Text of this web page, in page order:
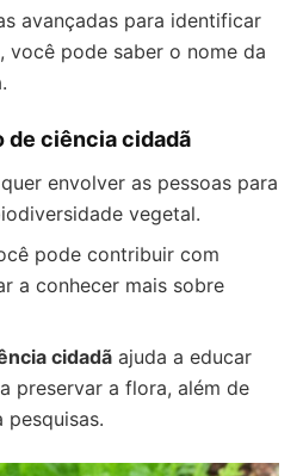
avançadas para identificar
você pode saber o nome da
de ciência cidadã
envolver as pessoas para
vegetal.
pode contribuir com
a conhecer mais sobre
cidadã ajuda a educar
preservar a flora, além de